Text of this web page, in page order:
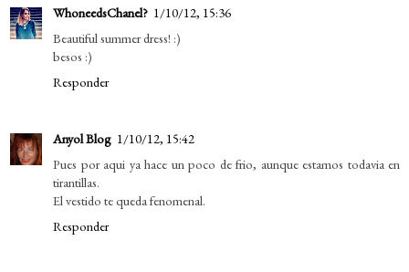
WhoneedsChanel? 1/10/12, 15:36
Beautiful summer dress! :)
besos :)
Responder
Anyol Blog 1/10/12, 15:42
Pues por aqui ya hace un poco de frio, aunque estamos todavia en
tirantillas.
El vestido te queda fenomenal.
Responder